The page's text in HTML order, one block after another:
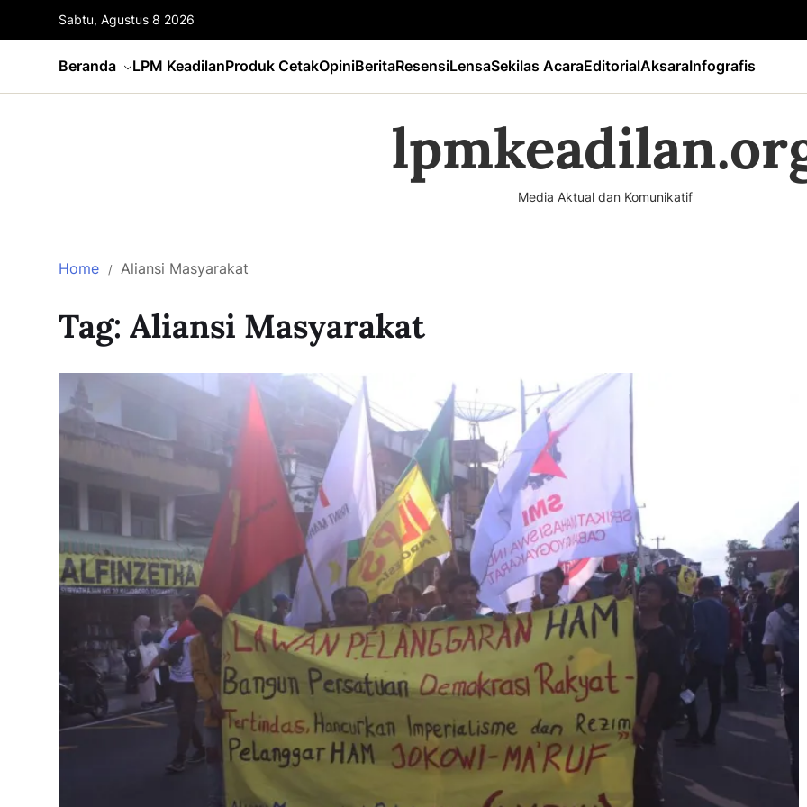
Sabtu, Agustus 8 2026
Beranda LPM KeadilanProduk CetakOpiniBeritaResensiLensaSekilas AcaraEditorialAksaraInfografis
Media Aktual dan Komunikatif
Home Aliansi Masyarakat
Tag: Aliansi Masyarakat